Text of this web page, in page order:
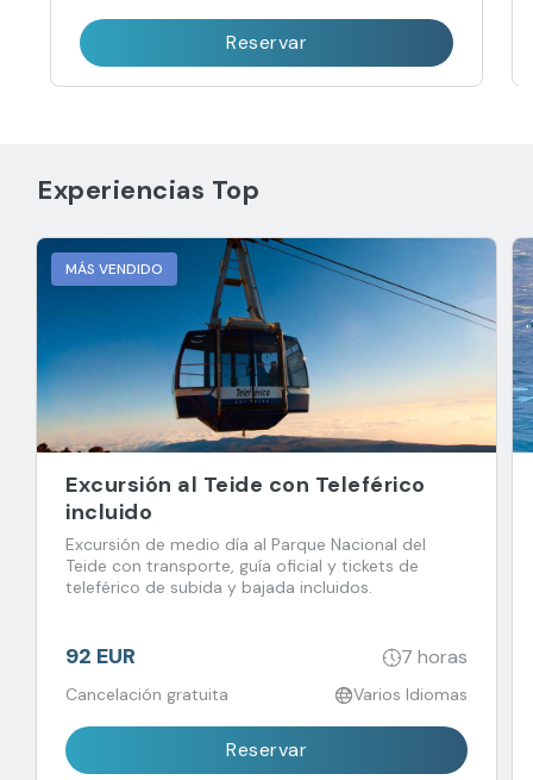
Reservar
Experiencias Top
MÁS VENDIDO
Excursión al Teide con Teleférico
incluido
Excursión de medio día al Parque Nacional del
Teide con transporte, guía oficial y tickets de
teleférico de subida y bajada incluidos.
92 EUR 7 horas
Cancelación gratuita Varios Idiomas
Reservar